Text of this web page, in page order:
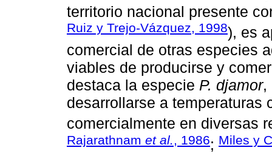
territorio nacional presente
Ruiz y Trejo-Vázquez, 1998), es
comercial de otras especies
viables de producirse y
destaca la especie P. djamor,
desarrollarse a temperaturas
comercialmente en diversas
Rajarathnam et al. , 1986; Miles y